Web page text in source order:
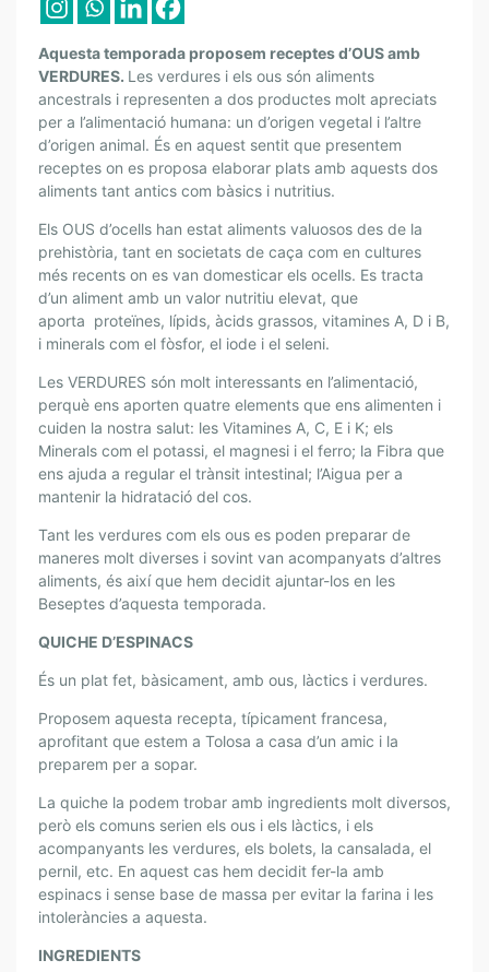
S
B
E
S
E
P
T
E
S
D
E
L
D
R
.
P
E
R
I
S
P
E
R
L
A
C
U
R
A
D
E
L
’
À
N
I
M
A
Aquesta temporada proposem receptes d’OUS amb
VERDURES. Les verdures i els ous són aliments
ancestrals i representen a dos productes molt apreciats
per a l’alimentació humana: un d’origen vegetal i l’altre
d’origen animal. És en aquest sentit que presentem
receptes on es proposa elaborar plats amb aquests dos
aliments tant antics com bàsics i nutritius.
Els OUS d’ocells han estat aliments valuosos des de la
prehistòria, tant en societats de caça com en cultures
més recents on es van domesticar els ocells. Es tracta
d’un aliment amb un valor nutritiu elevat, que
aporta proteïnes, lípids, àcids grassos, vitamines A, D i B,
i minerals com el fòsfor, el iode i el seleni.
Les VERDURES són molt interessants en l’alimentació,
perquè ens aporten quatre elements que ens alimenten i
cuiden la nostra salut: les Vitamines A, C, E i K; els
Minerals com el potassi, el magnesi i el ferro; la Fibra que
ens ajuda a regular el trànsit intestinal; l’Aigua per a
mantenir la hidratació del cos.
Tant les verdures com els ous es poden preparar de
maneres molt diverses i sovint van acompanyats d’altres
aliments, és així que hem decidit ajuntar-los en les
Beseptes d’aquesta temporada.
QUICHE D’ESPINACS
És un plat fet, bàsicament, amb ous, làctics i verdures.
Proposem aquesta recepta, típicament francesa,
aprofitant que estem a Tolosa a casa d’un amic i la
preparem per a sopar.
La quiche la podem trobar amb ingredients molt diversos,
però els comuns serien els ous i els làctics, i els
acompanyants les verdures, els bolets, la cansalada, el
pernil, etc. En aquest cas hem decidit fer-la amb
espinacs i sense base de massa per evitar la farina i les
intoleràncies a aquesta.
INGREDIENTS